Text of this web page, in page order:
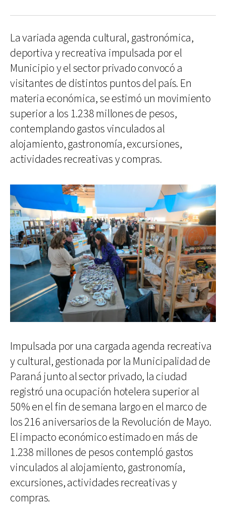
La variada agenda cultural, gastronómica,
deportiva y recreativa impulsada por el
Municipio y el sector privado convocó a
visitantes de distintos puntos del país. En
materia económica, se estimó un movimiento
superior a los 1.238 millones de pesos,
contemplando gastos vinculados al
alojamiento, gastronomía, excursiones,
actividades recreativas y compras.
Impulsada por una cargada agenda recreativa
y cultural, gestionada por la Municipalidad de
Paraná junto al sector privado, la ciudad
registró una ocupación hotelera superior al
50% en el fin de semana largo en el marco de
los 216 aniversarios de la Revolución de Mayo.
El impacto económico estimado en más de
1.238 millones de pesos contempló gastos
vinculados al alojamiento, gastronomía,
excursiones, actividades recreativas y
compras.